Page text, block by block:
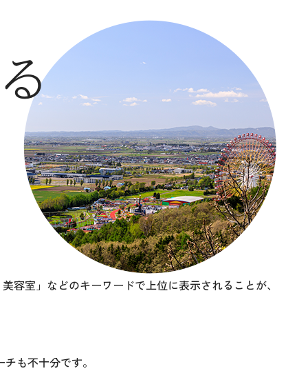
室」などのキーワードで上位に表示されることが、
も不十分です。